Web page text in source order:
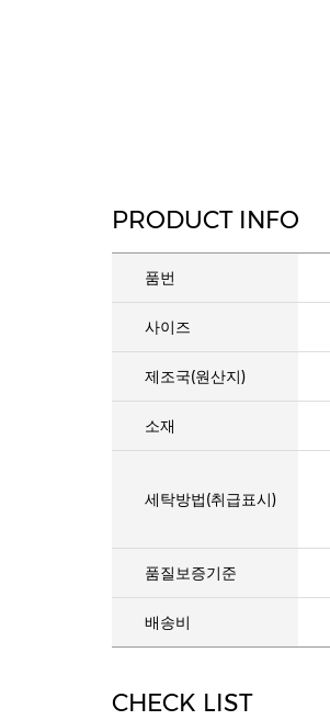
PRODUCT INFO
품번
사이즈
제조국(원산지)
소재
세탁방법(취급표시)
품질보증기준
배송비
CHECK LIST